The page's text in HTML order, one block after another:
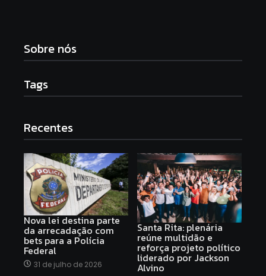
Sobre nós
Tags
Recentes
Nova lei destina parte
da arrecadação com
bets para a Polícia
Federal
31 de julho de 2026
Santa Rita: plenária
reúne multidão e
reforça projeto político
liderado por Jackson
Alvino